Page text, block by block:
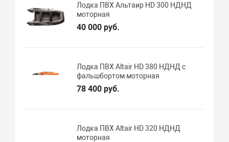
Лодка ПВХ Альтаир HD 300 НДНД
моторная
40 000 руб.
Лодка ПВХ Altair HD 380 НДНД с
фальшбортом моторная
78 400 руб.
Лодка ПВХ Altair HD 320 НДНД
моторная